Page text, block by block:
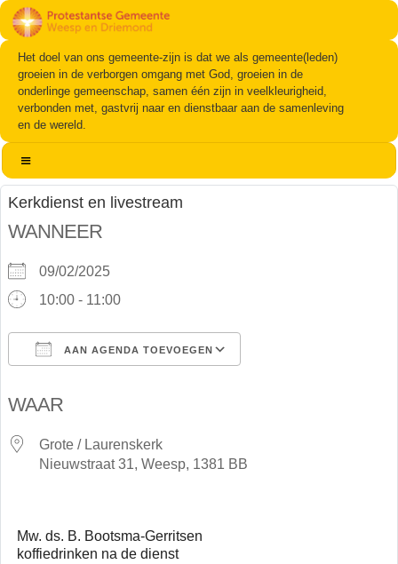
Het doel van ons gemeente-zijn is dat we als gemeente(leden)
groeien in de verborgen omgang met God, groeien in de
onderlinge gemeenschap, samen één zijn in veelkleurigheid,
verbonden met, gastvrij naar en dienstbaar aan de samenleving
en de wereld.
Kerkdienst en livestream
WANNEER
09/02/2025
10:00 - 11:00
AAN AGENDA TOEVOEGEN
WAAR
Grote / Laurenskerk
Nieuwstraat 31, Weesp, 1381 BB
Mw. ds. B. Bootsma-Gerritsen
koffiedrinken na de dienst